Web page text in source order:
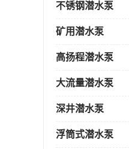
不锈钢潜水泵
矿用潜水泵
高扬程潜水泵
大流量潜水泵
深井潜水泵
浮筒式潜水泵